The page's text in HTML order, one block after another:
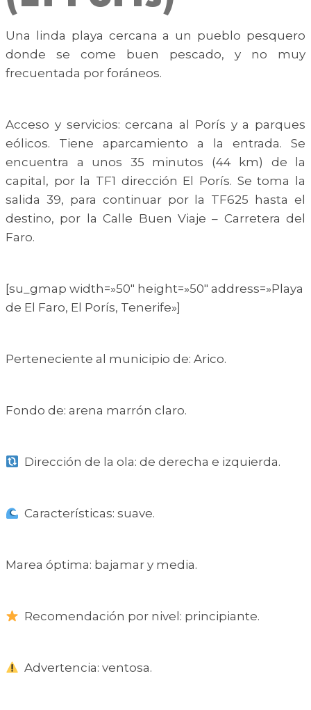
Una linda playa cercana a un pueblo pesquero
donde se come buen pescado, y no muy
frecuentada por foráneos.
Acceso y servicios: cercana al Porís y a parques
eólicos. Tiene aparcamiento a la entrada. Se
encuentra a unos 35 minutos (44 km) de la
capital, por la TF1 dirección El Porís. Se toma la
salida 39, para continuar por la TF625 hasta el
destino, por la Calle Buen Viaje – Carretera del
Faro.
[su_gmap width=»50″ height=»50″ address=»Playa
de El Faro, El Porís, Tenerife»]
Perteneciente al municipio de: Arico.
Fondo de: arena marrón claro.
Dirección de la ola: de derecha e izquierda.
Características: suave.
Marea óptima: bajamar y media.
Recomendación por nivel: principiante.
Advertencia: ventosa.